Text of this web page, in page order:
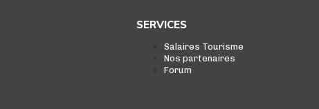
SERVICES
Salaires Tourisme
Nos partenaires
Forum